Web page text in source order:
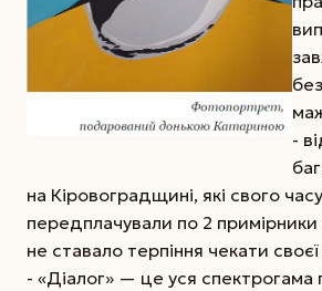
-
на Кіровоградщині, які свого часу
передплачували по 2 примірники
не ставало терпіння чекати
- «Діалог» — це уся спектрогама